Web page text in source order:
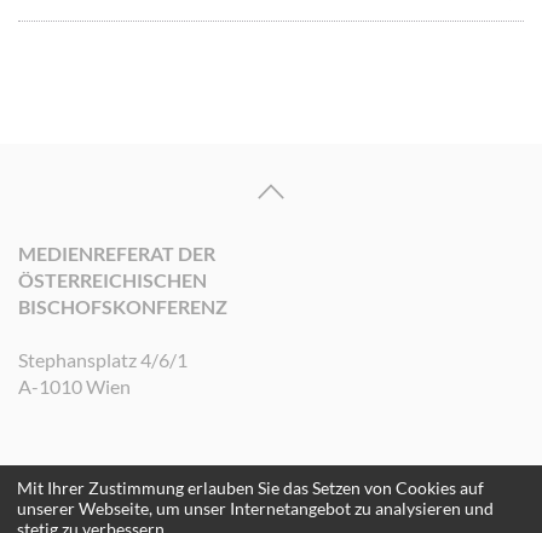
MEDIENREFERAT DER
ÖSTERREICHISCHEN
BISCHOFSKONFERENZ
Stephansplatz 4/6/1
A-1010 Wien
©2026 Medienreferat der Österreichischen Bischofskonferenz. Alle Rechte
vorbehalten.
Mit Ihrer Zustimmung erlauben Sie das Setzen von Cookies auf
unserer Webseite, um unser Internetangebot zu analysieren und
stetig zu verbessern.